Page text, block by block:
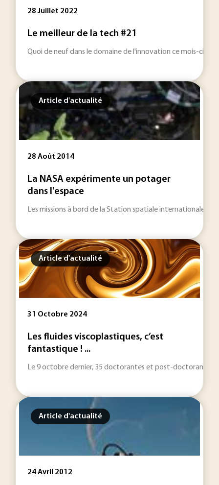
28 Juillet 2022
Le meilleur de la tech #21
Quoi de neuf dans le domaine de l'innovation ce mois-ci ?
Article d'actualité
28 Août 2014
La NASA expérimente un potager
dans l'espace
Les missions à bord de la Station spatiale internationale
Article d'actualité
31 Octobre 2024
Les fluides viscoplastiques, c’est
fantastique ! ...
Le 9 octobre dernier, 35 doctorantes et post-doctorantes se
Article d'actualité
24 Avril 2012